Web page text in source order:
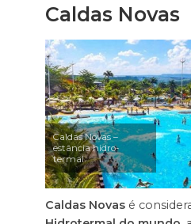
Caldas Novas
Caldas Novas –
estância hidro-
termal
Caldas Novasé